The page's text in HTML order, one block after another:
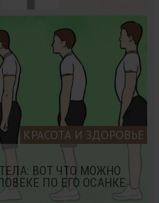
КРАСОТА И ЗДОРОВЬЕ
ВОТ ЧТО МОЖНО
ПО ЕГО ОСАНКЕ